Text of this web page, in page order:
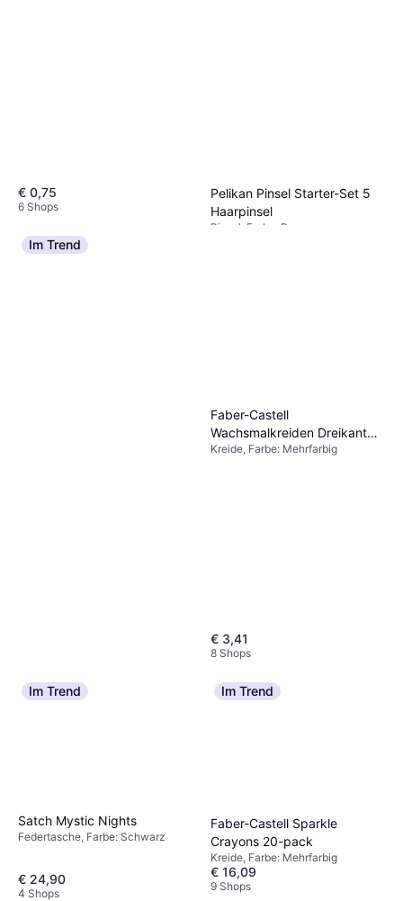
€ 0,75
6 Shops
Pelikan Pinsel Starter-Set 5
Haarpinsel
Pinsel, Farbe: Braun
Im Trend
Bleistift, Dicke: 3.3 mm, Farbe:
Schwarz
€ 8,29
Faber-Castell
Wachsmalkreiden Dreikant
mit Papierbanderole 12
Kreide, Farbe: Mehrfarbig
€ 3,41
8 Shops
Im Trend
Satch Mystic Nights
Federtasche, Farbe: Schwarz
€ 24,90
4 Shops
Im Trend
Faber-Castell Sparkle
Crayons 20-pack
Kreide, Farbe: Mehrfarbig
€ 16,09
9 Shops